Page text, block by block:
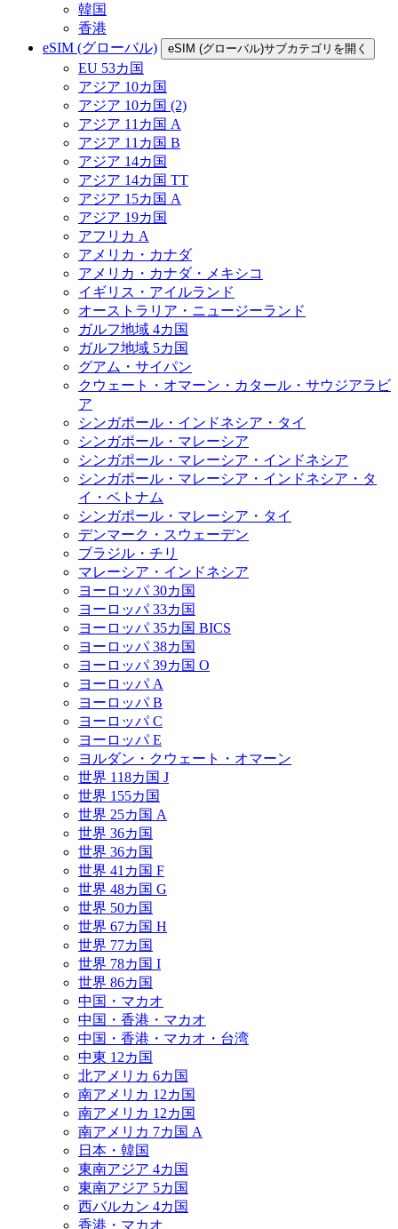
韓国
香港
eSIM (グローバル)
eSIM (グローバル)サブカテゴリを開く
EU 53カ国
アジア 10カ国
アジア 10カ国 (2)
アジア 11カ国 A
アジア 11カ国 B
アジア 14カ国
アジア 14カ国 TT
アジア 15カ国 A
アジア 19カ国
アフリカ A
アメリカ・カナダ
アメリカ・カナダ・メキシコ
イギリス・アイルランド
オーストラリア・ニュージーランド
ガルフ地域 4カ国
ガルフ地域 5カ国
グアム・サイパン
クウェート・オマーン・カタール・サウジアラビ
ア
シンガポール・インドネシア・タイ
シンガポール・マレーシア
シンガポール・マレーシア・インドネシア
シンガポール・マレーシア・インドネシア・タ
イ・ベトナム
シンガポール・マレーシア・タイ
デンマーク・スウェーデン
ブラジル・チリ
マレーシア・インドネシア
ヨーロッパ 30カ国
ヨーロッパ 33カ国
ヨーロッパ 35カ国 BICS
ヨーロッパ 38カ国
ヨーロッパ 39カ国 O
ヨーロッパ A
ヨーロッパ B
ヨーロッパ C
ヨーロッパ E
ヨルダン・クウェート・オマーン
世界 118カ国 J
世界 155カ国
世界 25カ国 A
世界 36カ国
世界 36カ国
世界 41カ国 F
世界 48カ国 G
世界 50カ国
世界 67カ国 H
世界 77カ国
世界 78カ国 I
世界 86カ国
中国・マカオ
中国・香港・マカオ
中国・香港・マカオ・台湾
中東 12カ国
北アメリカ 6カ国
南アメリカ 12カ国
南アメリカ 12カ国
南アメリカ 7カ国 A
日本・韓国
東南アジア 4カ国
東南アジア 5カ国
西バルカン 4カ国
香港・マカオ